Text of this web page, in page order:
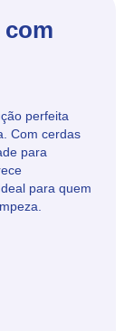
com
perfeita
Com cerdas
para
para quem